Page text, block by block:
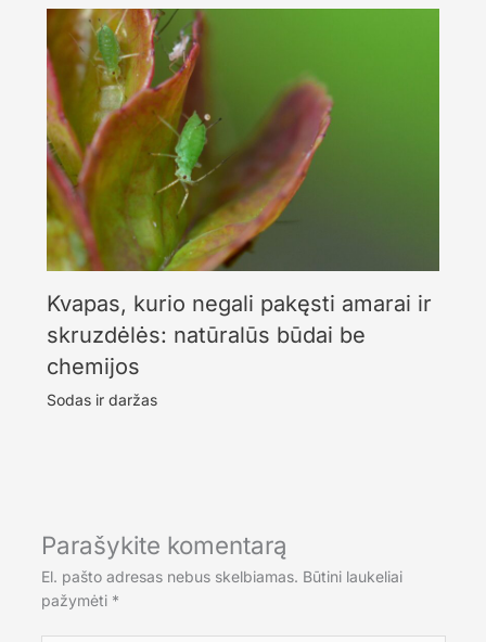
Kvapas, kurio negali pakęsti amarai ir
skruzdėlės: natūralūs būdai be
chemijos
Sodas ir daržas
Parašykite komentarą
El. pašto adresas nebus skelbiamas. Būtini laukeliai
pažymėti *